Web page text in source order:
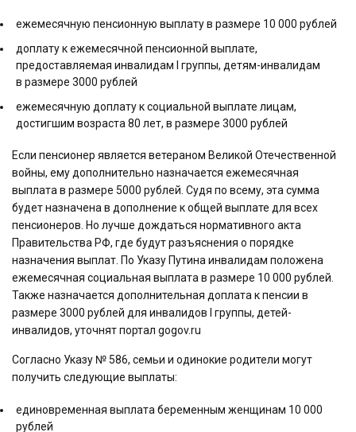
ежемесячную пенсионную выплату в размере 10 000 рублей
доплату к ежемесячной пенсионной выплате,
предоставляемая инвалидам I группы, детям-инвалидам
в размере 3000 рублей
ежемесячную доплату к социальной выплате лицам,
достигшим возраста 80 лет, в размере 3000 рублей
Если пенсионер является ветераном Великой Отечественной
войны, ему дополнительно назначается ежемесячная
выплата в размере 5000 рублей. Судя по всему, эта сумма
будет назначена в дополнение к общей выплате для всех
пенсионеров. Но лучше дождаться нормативного акта
Правительства РФ, где будут разъяснения о порядке
назначения выплат. По Указу Путина инвалидам положена
ежемесячная социальная выплата в размере 10 000 рублей.
Также назначается дополнительная доплата к пенсии в
размере 3000 рублей для инвалидов I группы, детей-
инвалидов, уточнят портал gogov.ru
Согласно Указу № 586, семьи и одинокие родители могут
получить следующие выплаты:
единовременная выплата беременным женщинам 10 000
рублей